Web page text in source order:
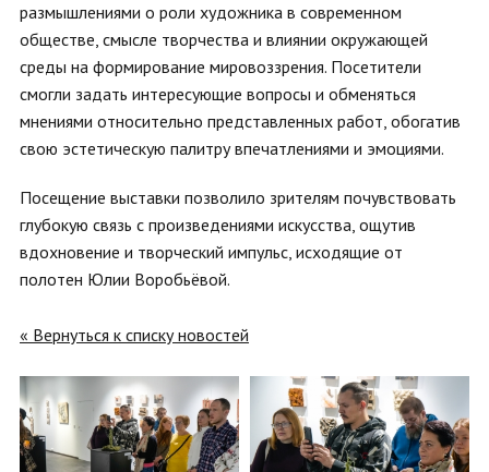
размышлениями о роли художника в современном
обществе, смысле творчества и влиянии окружающей
среды на формирование мировоззрения. Посетители
смогли задать интересующие вопросы и обменяться
мнениями относительно представленных работ, обогатив
свою эстетическую палитру впечатлениями и эмоциями.
Посещение выставки позволило зрителям почувствовать
глубокую связь с произведениями искусства, ощутив
вдохновение и творческий импульс, исходящие от
полотен Юлии Воробьёвой.
« Вернуться к списку новостей